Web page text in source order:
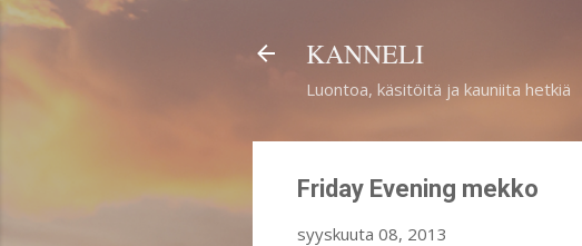
KANNELI
Luontoa, käsitöitä ja kauniita hetkiä
Friday Evening mekko
syyskuuta 08, 2013